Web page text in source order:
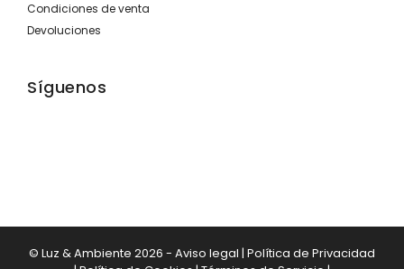
Condiciones de venta
Devoluciones
Síguenos
© Luz & Ambiente 2026 - Aviso legal | Política de Privacidad